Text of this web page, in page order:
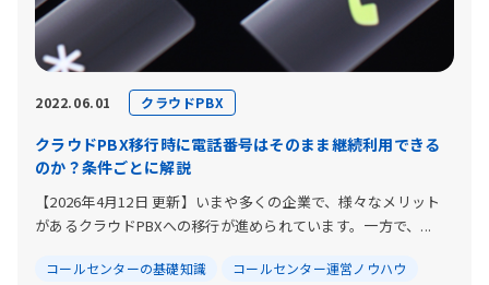
2022.06.01 クラウドPBX
クラウドPBX移行時に電話番号はそのまま継続利用できる
のか？条件ごとに解説
【2026年4月12日 更新】いまや多くの企業で、様々なメリット
があるクラウドPBXへの移行が進められています。一方で、...
コールセンターの基礎知識
コールセンター運営ノウハウ